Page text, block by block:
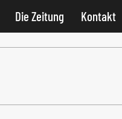
Die Zeitung Kontakt